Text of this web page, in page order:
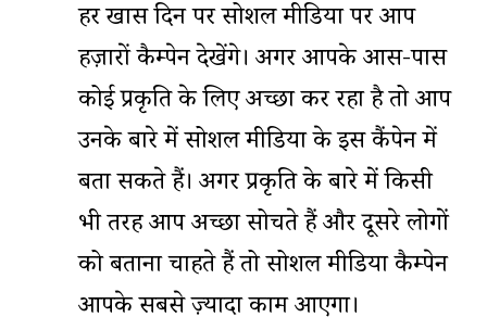
हर खास दिन पर सोशल मीडिया पर आप
हज़ारों कैम्पेन देखेंगे। अगर आपके आस-पास
कोई प्रकृति के लिए अच्छा कर रहा है तो आप
उनके बारे में सोशल मीडिया के इस कैंपेन में
बता सकते हैं। अगर प्रकृति के बारे में किसी
भी तरह आप अच्छा सोचते हैं और दूसरे लोगों
को बताना चाहते हैं तो सोशल मीडिया कैम्पेन
आपके सबसे ज़्यादा काम आएगा।